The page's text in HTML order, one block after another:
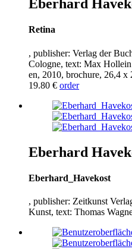
Eberhard
Retina
, publisher: Verlag der
Cologne, text: Max Hollein
en, 2010, brochure, 26,4 x
19.80 € order
Eberhard
Eberhard_Havekost
, publisher: Zeitkunst
Kunst, text: Thomas